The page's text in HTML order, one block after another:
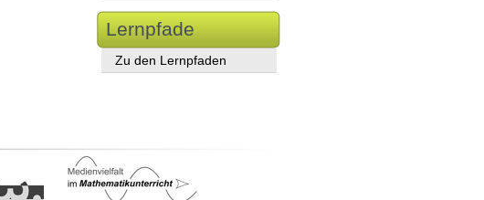
Lernpfade
Zu den Lernpfaden